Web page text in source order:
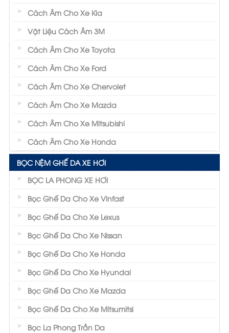
Cách Âm Cho Xe Kia
Vật Liệu Cách Âm 3M
Cách Âm Cho Xe Toyota
Cách Âm Cho Xe Ford
Cách Âm Cho Xe Chervolet
Cách Âm Cho Xe Mazda
Cách Âm Cho Xe Mitsubishi
Cách Âm Cho Xe Honda
BỌC NỆM GHẾ DA XE HƠI
BỌC LA PHONG XE HƠI
Bọc Ghế Da Cho Xe Vinfast
Bọc Ghế Da Cho Xe Lexus
Bọc Ghế Da Cho Xe Nissan
Bọc Ghế Da Cho Xe Honda
Bọc Ghế Da Cho Xe Hyundai
Bọc Ghế Da Cho Xe Mazda
Bọc Ghế Da Cho Xe Mitsumitsi
Bọc La Phong Trần Da